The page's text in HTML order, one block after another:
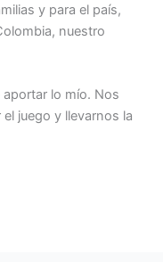
y para el país,
nuestro
lo mío. Nos
juego y llevarnos la